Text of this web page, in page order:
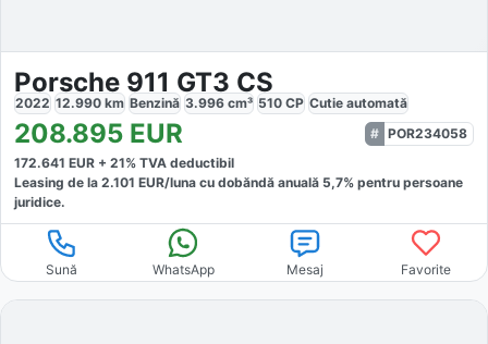
Porsche 911 GT3 CS
2022 12.990 km Benzină 3.996 cm³ 510 CP Cutie automată
208.895 EUR
POR234058
172.641 EUR + 21% TVA deductibil
Leasing de la 2.101 EUR/luna cu dobăndă anuală 5,7% pentru persoane
juridice.
Sună WhatsApp Mesaj Favorite